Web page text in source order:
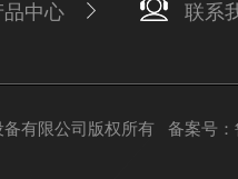
品中心 联系
备有限公司版权所有 备案号